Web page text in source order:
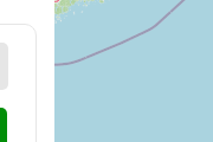
POLIGONO